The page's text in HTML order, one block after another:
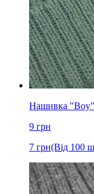
Нашивка "Boy"
9 грн
7 грн(Від 100